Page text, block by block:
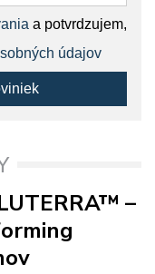
a potvrdzujem,
údajov
–